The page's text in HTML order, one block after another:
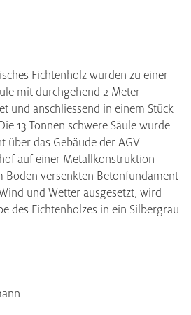
Fichtenholz wurden zu einer
mit durchgehend 2 Meter
und anschliessend in einem Stück
13 Tonnen schwere Säule wurde
über das Gebäude der AGV
auf einer Metallkonstruktion
Boden versenkten Betonfundament
und Wetter ausgesetzt, wird
des Fichtenholzes in ein Silbergrau